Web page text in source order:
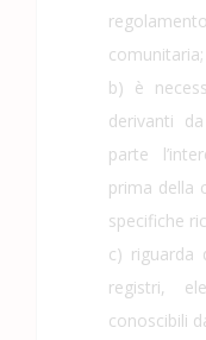
comunitaria;
b) è
derivanti
parte
prima della
specifiche
c) riguarda
registri,
conoscibili